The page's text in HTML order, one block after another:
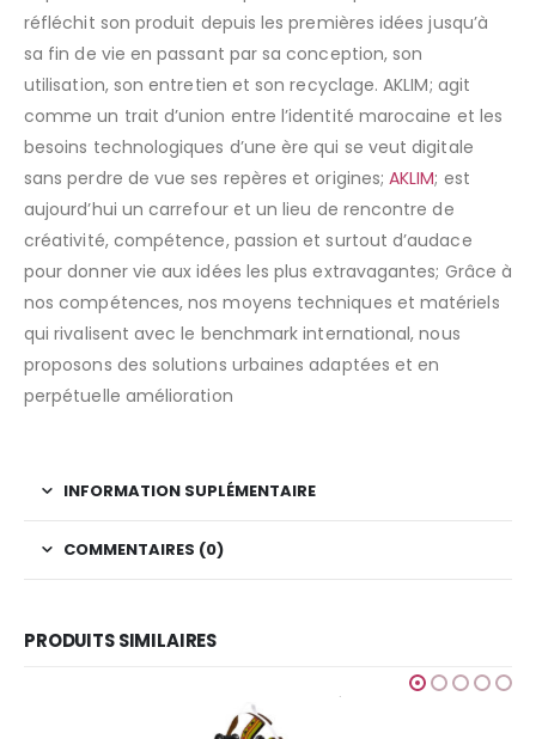
réfléchit son produit depuis les premières idées jusqu’à
sa fin de vie en passant par sa conception, son
utilisation, son entretien et son recyclage. AKLIM; agit
comme un trait d’union entre l’identité marocaine et les
besoins technologiques d’une ère qui se veut digitale
sans perdre de vue ses repères et origines;AKLIM; est
aujourd’hui un carrefour et un lieu de rencontre de
créativité, compétence, passion et surtout d’audace
pour donner vie aux idées les plus extravagantes; Grâce à
nos compétences, nos moyens techniques et matériels
qui rivalisent avec le benchmark international, nous
proposons des solutions urbaines adaptées et en
perpétuelle amélioration
INFORMATION SUPLÉMENTAIRE
COMMENTAIRES (0)
PRODUITS SIMILAIRES